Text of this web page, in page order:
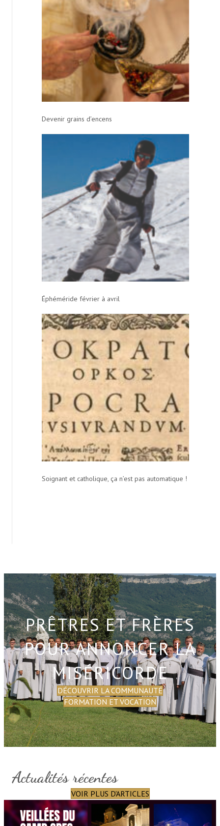
Devenir grains d’encens
Éphéméride février à avril
Soignant et catholique, ça n’est pas automatique !
PRÊTRES ET FRÈRES
POUR ANNONCER LA
MISÉRICORDE
DÉCOUVRIR LA COMMUNAUTÉ
FORMATION ET VOCATION
Actualités récentes
VOIR PLUS D'ARTICLES